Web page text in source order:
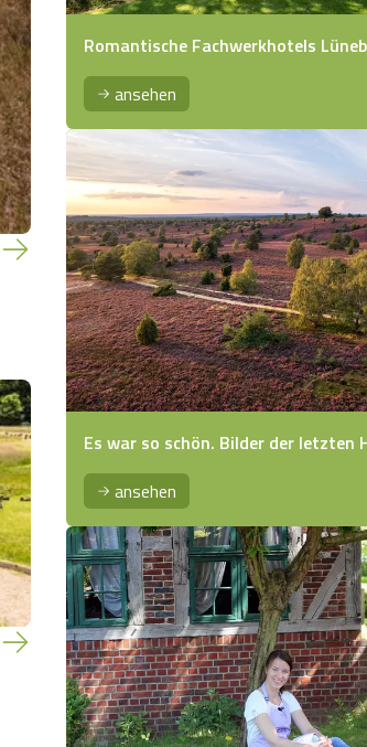
Romantische Fachwerkhotels
ansehen
Es war so schön. Bilder der letzten
ansehen